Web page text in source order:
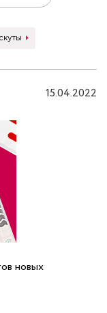
15.04.2022
новых